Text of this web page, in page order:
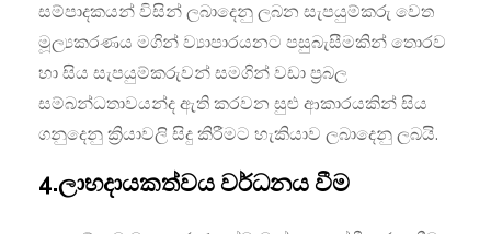
සම්පාදකයන් විසින් ලබාදෙනු ලබන සැපයුම්කරු වෙත
මූල්‍යකරණය මගින් ව්‍යාපාරයනට පසුබැසීමකින් තොරව
හා සිය සැපයුම්කරුවන් සමගින් වඩා ප්‍රබල
සම්බන්ධතාවයන්ද ඇති කරවන සුළු ආකාරයකින් සිය
ගනුදෙනු ක්‍රියාවලි සිදු කිරීමට හැකියාව ලබාදෙනු ලබයි.
4.ලාභදායකත්වය වර්ධනය වීම